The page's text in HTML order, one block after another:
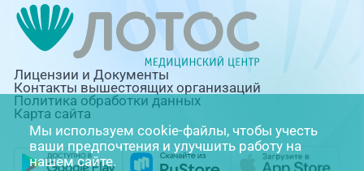
г. Златоуст, ул. Щербакова 2, строение 1
(ЦАОП)
Лицензии и Документы
Контакты вышестоящих организаций
Политика обработки данных
Карта сайта
Мы используем cookie-файлы, чтобы учесть
ваши предпочтения и улучшить работу на
нашем сайте.